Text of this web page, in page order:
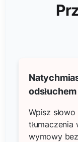
Wpisz
tłumaczenia
wymowy